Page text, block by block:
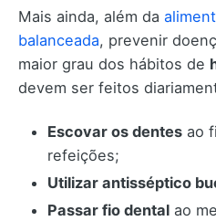
Mais ainda, além da
balanceada, prevenir
maior grau dos hábitos de
devem ser feitos
Escovar os dentes ao
refeições;
Utilizar antisséptico
Passar fio dental ao